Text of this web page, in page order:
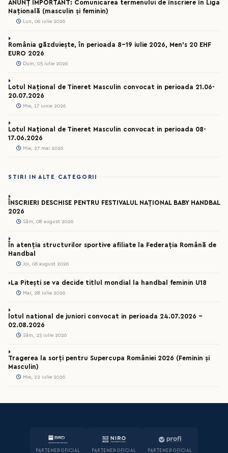
ANUNȚ IMPORTANT: Comunicarea termenului de înscriere în Liga
Națională (masculin și feminin)
Lun, 06 iulie 2026
România găzduiește, în perioada 8-19 iulie 2026, Men’s 20 EHF
EURO 2026
Dum, 05 iulie 2026
Lotul Național de Tineret Masculin convocat in perioada 21.06-
20.07.2026
Mie, 17 iunie 2026
Lotul Național de Tineret Masculin convocat in perioada 08-
17.06.2026
Mie, 27 mai 2026
STIRI IN ALTE CATEGORII
ÎNSCRIERI DESCHISE PENTRU FESTIVALUL NAȚIONAL BABY HANDBAL
2026
Sâm, 08 august 2026
În atenția structurilor sportive afiliate la Federația Română de
Handbal
Joi, 06 august 2026
La Pitești se va decide titlul mondial la handbal feminin U18
Mar, 28 iulie 2026
lotul national de juniori convocat in perioada 24.07.2026 –
02.08.2026
Sâm, 25 iulie 2026
Tragerea la sorți pentru Supercupa României 2026 (Feminin și
Masculin)
Mie, 22 iulie 2026
PARTENER OFICIAL PARTENER OFICIAL PARTENER OFICIAL